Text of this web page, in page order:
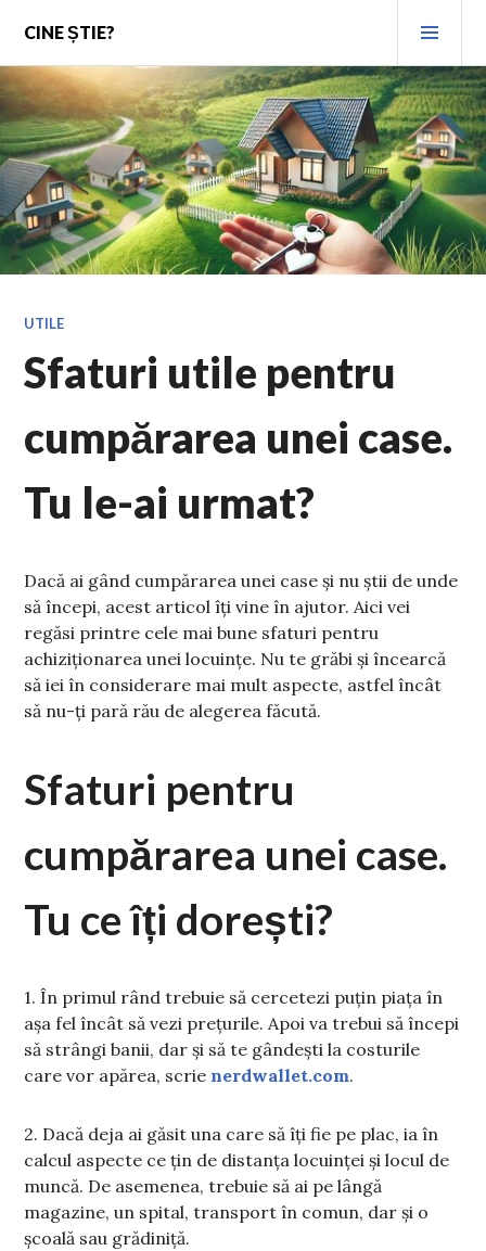
content
CINE ȘTIE?
UTILE
Sfaturi utile pentru
cumpărarea unei case.
Tu le-ai urmat?
Dacă ai gând cumpărarea unei case și nu știi de unde
să începi, acest articol îți vine în ajutor. Aici vei
regăsi printre cele mai bune sfaturi pentru
achiziționarea unei locuințe. Nu te grăbi și încearcă
să iei în considerare mai mult aspecte, astfel încât
să nu-ți pară rău de alegerea făcută.
Sfaturi pentru
cumpărarea unei case.
Tu ce îți dorești?
1. În primul rând trebuie să cercetezi puțin piața în
așa fel încât să vezi prețurile. Apoi va trebui să începi
să strângi banii, dar și să te gândești la costurile
care vor apărea, scrie nerdwallet.com.
2. Dacă deja ai găsit una care să îți fie pe plac, ia în
calcul aspecte ce țin de distanța locuinței și locul de
muncă. De asemenea, trebuie să ai pe lângă
magazine, un spital, transport în comun, dar și o
școală sau grădiniță.